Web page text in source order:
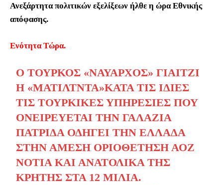
Ανεξάρτητα πολιτικών εξελίξεων ήλθε η ώρα Εθνικής
απόφασης.
Ενότητα Τώρα.
Ο ΤΟΎΡΚΟΣ «ΝΑΎΑΡΧΟΣ» ΓΙΑΙΤΖΊ
Η «ΜΑΤΊΛΤΝΤΑ»ΚΑΤΆ ΤΙΣ ΊΔΙΕΣ
ΤΙΣ ΤΟΥΡΚΙΚΈΣ ΥΠΗΡΕΣΊΕΣ ΠΟΥ
ΟΝΕΙΡΕΎΕΤΑΙ ΤΗΝ ΓΑΛΆΖΙΑ
ΠΑΤΡΊΔΑ ΟΔΗΓΕΊ ΤΗΝ ΕΛΛΆΔΑ
ΣΤΗΝ ΆΜΕΣΗ ΟΡΙΟΘΈΤΗΣΗ ΑΟΖ
ΝΌΤΙΑ ΚΑΙ ΑΝΑΤΟΛΙΚΆ ΤΗΣ
ΚΡΉΤΗΣ ΣΤΑ 12 ΜΊΛΙΑ.